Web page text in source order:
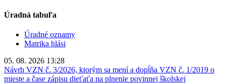
Úradná tabuľa
Úradné oznamy
Matrika hlási
05. 08. 2026 13:28
Návrh VZN č. 3/2026, ktorým sa mení a dopĺňa VZN č. 1/2019 o
mieste a čase zápisu dieťaťa na plnenie povinnej školskej